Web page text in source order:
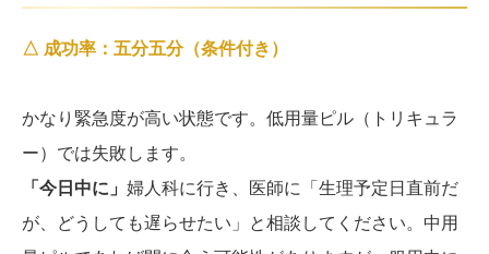
△ 成功率：五分五分（条件付き）
かなり緊急度が高い状態です。低用量ピル（トリキュラ
ー）では失敗します。
「今日中に」 婦人科に行き、医師に「生理予定日直前だ
が、どうしても遅らせたい」と相談してください。中用